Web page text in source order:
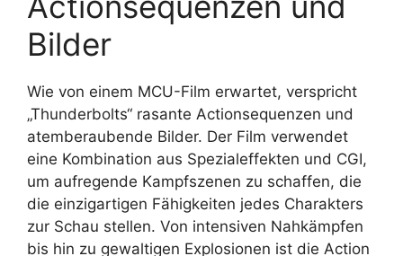
Bilder
Wie von einem MCU-Film erwartet, verspricht
„Thunderbolts“ rasante Actionsequenzen und
atemberaubende Bilder. Der Film verwendet
eine Kombination aus Spezialeffekten und CGI,
um aufregende Kampfszenen zu schaffen, die
die einzigartigen Fähigkeiten jedes Charakters
zur Schau stellen. Von intensiven Nahkämpfen
bis hin zu gewaltigen Explosionen ist die Action